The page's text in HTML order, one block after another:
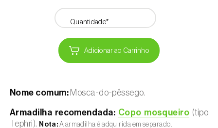
Quantidade*
Adicionar ao Carrinho
Nome comum:Mosca-do-pêssego.
Armadilha recomendada: Copo mosqueiro (tipo
Tephri). Nota: A armadilha é adquirida em separado.